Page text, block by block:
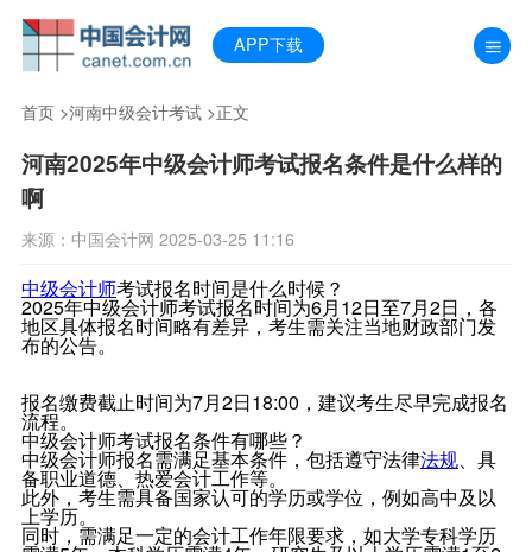
APP下载
首页>河南中级会计考试>正文
河南2025年中级会计师考试报名条件是什么样的
啊
来源：中国会计网 2025-03-25 11:16
中级会计师考试报名时间是什么时候？
2025年中级会计师考试报名时间为6月12日至7月2日，各
地区具体报名时间略有差异，考生需关注当地财政部门发
布的公告。
报名缴费截止时间为7月2日18:00，建议考生尽早完成报名
流程。
中级会计师考试报名条件有哪些？
中级会计师报名需满足基本条件，包括遵守法律法规、具
备职业道德、热爱会计工作等。
此外，考生需具备国家认可的学历或学位，例如高中及以
上学历。
同时，需满足一定的会计工作年限要求，如大学专科学历